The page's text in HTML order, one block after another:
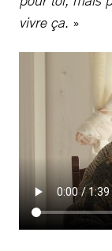
vivre ça. »